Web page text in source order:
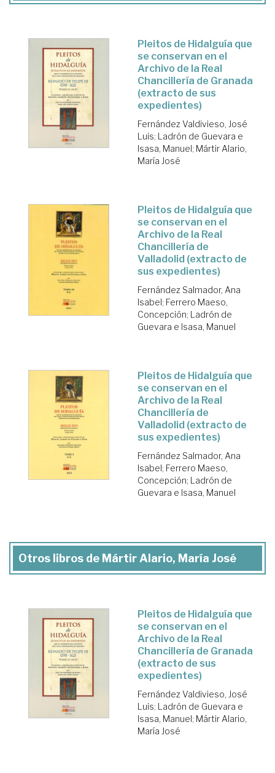
Pleitos de Hidalguía que
se conservan en el
Archivo de la Real
Chancillería de Granada
(extracto de sus
expedientes)
Fernández Valdivieso, José
Luis; Ladrón de Guevara e
Isasa, Manuel; Mártir Alario,
María José
Pleitos de Hidalguía que
se conservan en el
Archivo de la Real
Chancillería de
Valladolid (extracto de
sus expedientes)
Fernández Salmador, Ana
Isabel; Ferrero Maeso,
Concepción; Ladrón de
Guevara e Isasa, Manuel
Pleitos de Hidalguía que
se conservan en el
Archivo de la Real
Chancillería de
Valladolid (extracto de
sus expedientes)
Fernández Salmador, Ana
Isabel; Ferrero Maeso,
Concepción; Ladrón de
Guevara e Isasa, Manuel
Otros libros de Mártir Alario, María José
Pleitos de Hidalguía que
se conservan en el
Archivo de la Real
Chancillería de Granada
(extracto de sus
expedientes)
Fernández Valdivieso, José
Luis; Ladrón de Guevara e
Isasa, Manuel; Mártir Alario,
María José